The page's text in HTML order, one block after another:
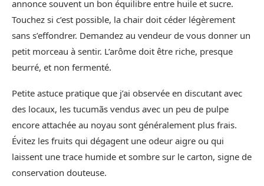
annonce souvent un bon équilibre entre huile et sucre.
Touchez si c’est possible, la chair doit céder légèrement
sans s’effondrer. Demandez au vendeur de vous donner un
petit morceau à sentir. L’arôme doit être riche, presque
beurré, et non fermenté.
Petite astuce pratique que j’ai observée en discutant avec
des locaux, les tucumãs vendus avec un peu de pulpe
encore attachée au noyau sont généralement plus frais.
Évitez les fruits qui dégagent une odeur aigre ou qui
laissent une trace humide et sombre sur le carton, signe de
conservation douteuse.